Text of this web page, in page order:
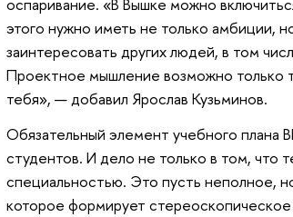
этого нужно иметь не только амбиции,
заинтересовать других людей, в том
Проектное мышление возможно только
тебя», — добавил Ярослав Кузьминов.
Обязательный элемент учебного
студентов. И дело не только в том, что
специальностью. Это пусть неполное,
которое формирует